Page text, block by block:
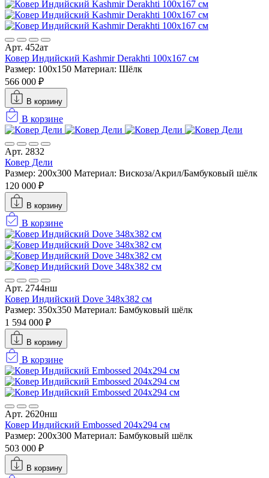
Арт. 452ат
Ковер Индийский Kashmir Derakhti 100x167 см
Размер: 100x150 Материал: Шёлк
566 000 ₽
В корзину
В корзине
Арт. 2832
Ковер Дели
Размер: 200х300 Материал: Вискоза/Акрил/Бамбуковый шёлк
120 000 ₽
В корзину
В корзине
Арт. 2744нш
Ковер Индийский Dove 348x382 см
Размер: 350x350 Материал: Бамбуковый шёлк
1 594 000 ₽
В корзину
В корзине
Арт. 2620нш
Ковер Индийский Embossed 204x294 см
Размер: 200x300 Материал: Бамбуковый шёлк
503 000 ₽
В корзину